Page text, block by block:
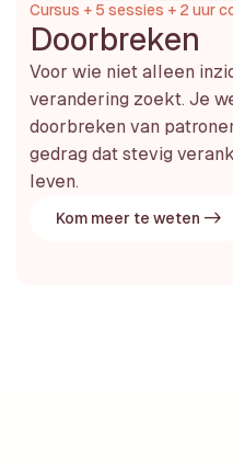
Cursus + 5 sessies + 2 uur
Doorbreken
Voor wie niet alleen
verandering zoekt. Je
doorbreken van
gedrag dat stevig
leven.
Kom meer te weten ->